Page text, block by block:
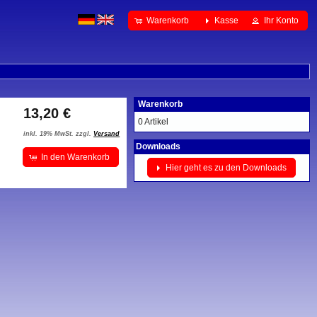
Warenkorb Kasse Ihr Konto
13,20 €
inkl. 19% MwSt. zzgl.Versand
In den Warenkorb
Warenkorb
0 Artikel
Downloads
Hier geht es zu den Downloads